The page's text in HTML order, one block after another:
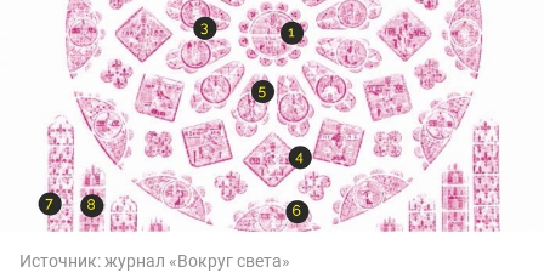
Источник:журнал «Вокруг света»